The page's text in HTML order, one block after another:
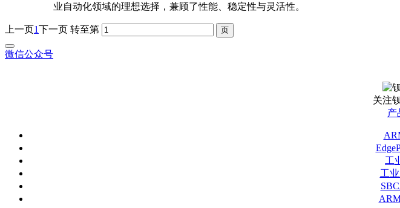
业自动化领域的理想选择，兼顾了性能、稳定性与灵活性。
上一页1下一页 转至第
微信公众号
关注
产
工
工